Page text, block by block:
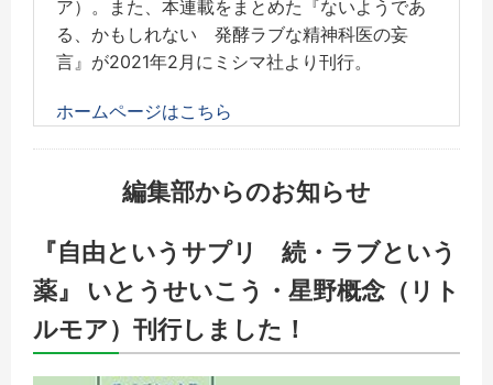
ア）。また、本連載をまとめた『ないようであ
る、かもしれない 発酵ラブな精神科医の妄
言』が2021年2月にミシマ社より刊行。
ホームページはこちら
編集部からのお知らせ
『自由というサプリ 続・ラブという
薬』 いとうせいこう・星野概念（リト
ルモア）刊行しました！